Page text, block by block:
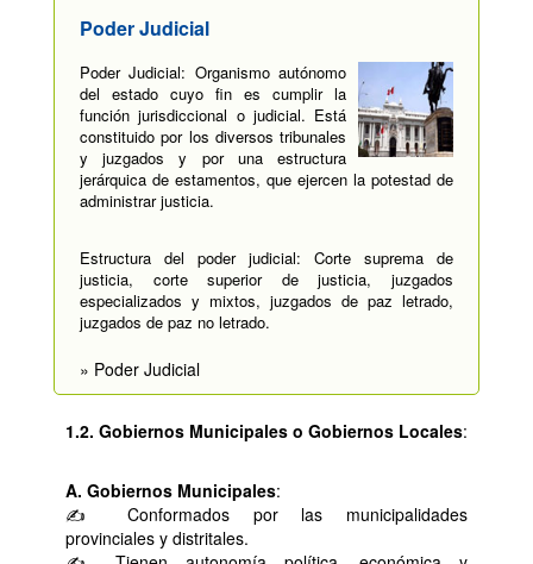
Poder Judicial
Poder Judicial: Organismo autónomo
del estado cuyo fin es cumplir la
función jurisdiccional o judicial. Está
constituido por los diversos tribunales
y juzgados y por una estructura
jerárquica de estamentos, que ejercen la potestad de
administrar justicia.
Estructura del poder judicial: Corte suprema de
justicia, corte superior de justicia, juzgados
especializados y mixtos, juzgados de paz letrado,
juzgados de paz no letrado.
» Poder Judicial
1.2. Gobiernos Municipales o Gobiernos Locales:
A. Gobiernos Municipales:
✍ Conformados por las municipalidades
provinciales y distritales.